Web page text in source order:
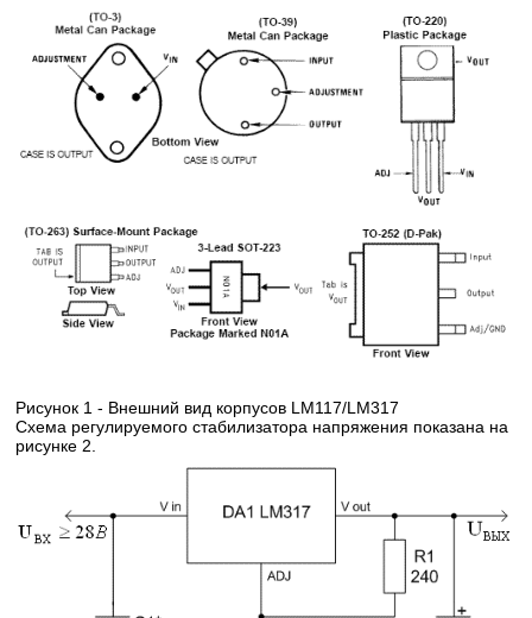
Рисунок 1 - Внешний вид корпусов LM117/LM317
Схема регулируемого стабилизатора напряжения показана на
рисунке 2.